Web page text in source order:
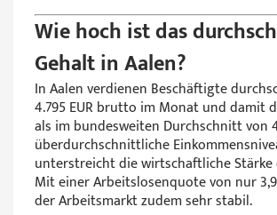
Wie hoch ist das
Gehalt in Aalen?
In Aalen verdienen Beschäftigte
4.795 EUR brutto im Monat und damit
als im bundesweiten Durchschnitt von
überdurchschnittliche
unterstreicht die wirtschaftliche Stärke
Mit einer Arbeitslosenquote von nur
der Arbeitsmarkt zudem sehr stabil.